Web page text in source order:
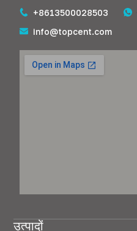
+8613500028503
info@topcent.com
उत्पादों